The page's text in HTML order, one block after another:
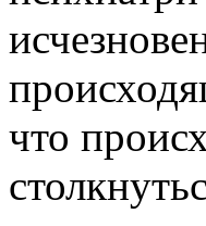
что